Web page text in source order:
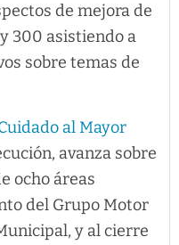
de mejora de
300 asistiendo a
sobre temas de
al Mayor
avanza sobre
ocho áreas
del Grupo Motor
y al cierre